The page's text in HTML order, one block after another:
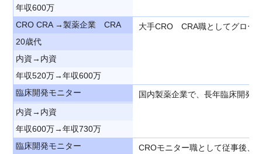
年収600万
CRO CRA →製薬企業 CRA
大手CRO CRA職としてグロー
20歳代
内資→内資
年収520万→年収600万
臨床開発モニター
国内製薬企業で、長年臨床開発
内資→内資
年収600万→年収730万
臨床開発モニター
CROモニター職として従事後、